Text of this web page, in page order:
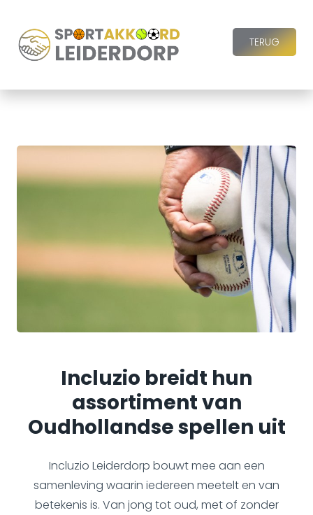
TERUG
Incluzio breidt hun
assortiment van
Oudhollandse spellen uit
Incluzio Leiderdorp bouwt mee aan een
samenleving waarin iedereen meetelt en van
betekenis is. Van jong tot oud, met of zonder